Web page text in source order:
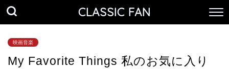
CLASSIC FAN
映画音楽
My Favorite Things 私のお気に入り